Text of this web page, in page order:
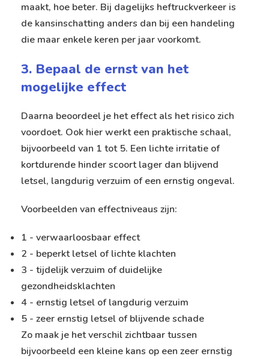
maakt, hoe beter. Bij dagelijks heftruckverkeer is
de kansinschatting anders dan bij een handeling
die maar enkele keren per jaar voorkomt.
3. Bepaal de ernst van het
mogelijke effect
Daarna beoordeel je het effect als het risico zich
voordoet. Ook hier werkt een praktische schaal,
bijvoorbeeld van 1 tot 5. Een lichte irritatie of
kortdurende hinder scoort lager dan blijvend
letsel, langdurig verzuim of een ernstig ongeval.
Voorbeelden van effectniveaus zijn:
1 - verwaarloosbaar effect
2 - beperkt letsel of lichte klachten
3 - tijdelijk verzuim of duidelijke
gezondheidsklachten
4 - ernstig letsel of langdurig verzuim
5 - zeer ernstig letsel of blijvende schade
Zo maak je het verschil zichtbaar tussen
bijvoorbeeld een kleine kans op een zeer ernstig